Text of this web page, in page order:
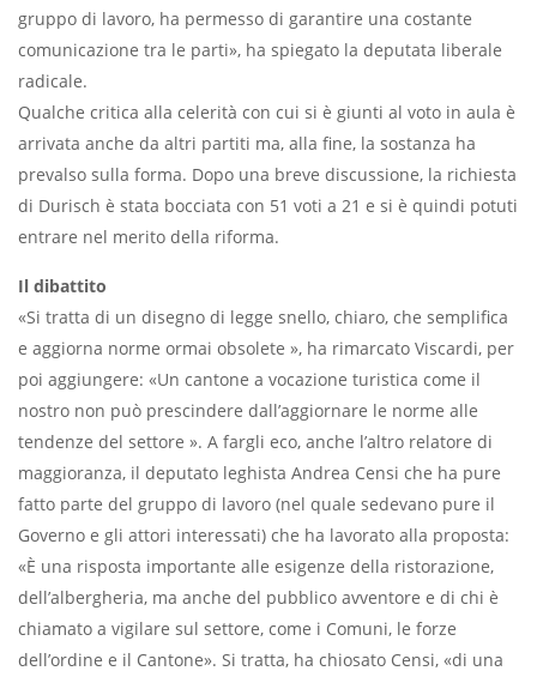
gruppo di lavoro, ha permesso di garantire una costante
comunicazione tra le parti», ha spiegato la deputata liberale
radicale.
Qualche critica alla celerità con cui si è giunti al voto in aula è
arrivata anche da altri partiti ma, alla fine, la sostanza ha
prevalso sulla forma. Dopo una breve discussione, la richiesta
di Durisch è stata bocciata con 51 voti a 21 e si è quindi potuti
entrare nel merito della riforma.
Il dibattito
«Si tratta di un disegno di legge snello, chiaro, che semplifica
e aggiorna norme ormai obsolete », ha rimarcato Viscardi, per
poi aggiungere: «Un cantone a vocazione turistica come il
nostro non può prescindere dall’aggiornare le norme alle
tendenze del settore ». A fargli eco, anche l’altro relatore di
maggioranza, il deputato leghista Andrea Censi che ha pure
fatto parte del gruppo di lavoro (nel quale sedevano pure il
Governo e gli attori interessati) che ha lavorato alla proposta:
«È una risposta importante alle esigenze della ristorazione,
dell’albergheria, ma anche del pubblico avventore e di chi è
chiamato a vigilare sul settore, come i Comuni, le forze
dell’ordine e il Cantone». Si tratta, ha chiosato Censi, «di una